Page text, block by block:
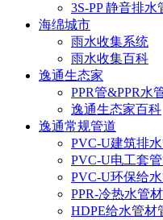
3S-PP 静音排水
海绵城市
雨水收集系统
雨水收集百科
逸通生态家
PPR管&PPR水
逸通生态家百科
逸通常规管道
PVC-U建筑排
PVC-U电工套
PVC-U环保给
PPR-冷热水管
HDPE给水管材